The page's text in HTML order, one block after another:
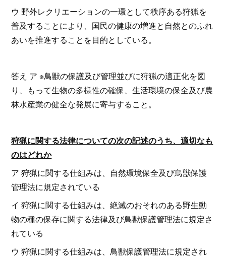
ウ 野外レクリエーションの一環として秩序ある狩猟を
普及することにより、国民の健康の増進と自然とのふれ
あいを推進することを目的としている。
答え ア ※鳥獣の保護及び管理並びに狩猟の適正化を図
り、もって生物の多様性の確保、生活環境の保全及び農
林水産業の健全な発展に寄与すること。
狩猟に関する法律についての次の記述のうち、適切なも
のはどれか
ア 狩猟に関する仕組みは、自然環境保全及び鳥獣保護
管理法に規定されている
イ 狩猟に関する仕組みは、絶滅のおそれのある野生動
物の種の保存に関する法律及び鳥獣保護管理法に規定さ
れている
ウ 狩猟に関する仕組みは、鳥獣保護管理法に規定され